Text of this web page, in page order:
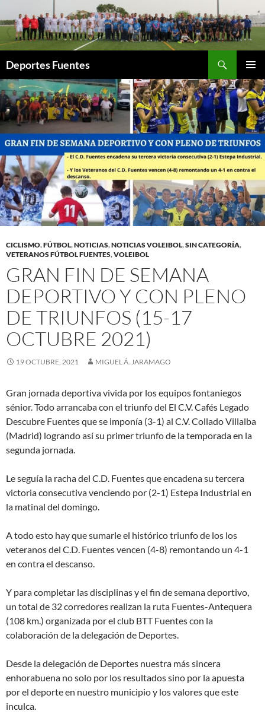
al
contenido
Deportes Fuentes
MENÚ
CICLISMO,FÚTBOL,NOTICIAS,NOTICIAS VOLEIBOL,SIN CATEGORÍA,
VETERANOS FÚTBOL FUENTES,VOLEIBOL
GRAN FIN DE SEMANA
DEPORTIVO Y CON PLENO
DE TRIUNFOS (15-17
OCTUBRE 2021)
19 OCTUBRE, 2021 MIGUEL Á. JARAMAGO
Gran jornada deportiva vivida por los equipos fontaniegos
sénior. Todo arrancaba con el triunfo del El C.V. Cafés Legado
Descubre Fuentes que se imponía (3-1) al C.V. Collado Villalba
(Madrid) logrando así su primer triunfo de la temporada en la
segunda jornada.
Le seguía la racha del C.D. Fuentes que encadena su tercera
victoria consecutiva venciendo por (2-1) Estepa Industrial en
la matinal del domingo.
A todo esto hay que sumarle el histórico triunfo de los los
veteranos del C.D. Fuentes vencen (4-8) remontando un 4-1
en contra el descanso.
Y para completar las disciplinas y el fin de semana deportivo,
un total de 32 corredores realizan la ruta Fuentes-Antequera
(108 km.) organizada por el club BTT Fuentes con la
colaboración de la delegación de Deportes.
Desde la delegación de Deportes nuestra más sincera
enhorabuena no solo por los resultados sino por la apuesta
por el deporte en nuestro municipio y los valores que este
inculca.